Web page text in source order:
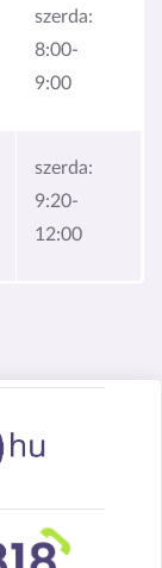
szerda:
8:00-
9:00
szerda:
9:20-
12:00